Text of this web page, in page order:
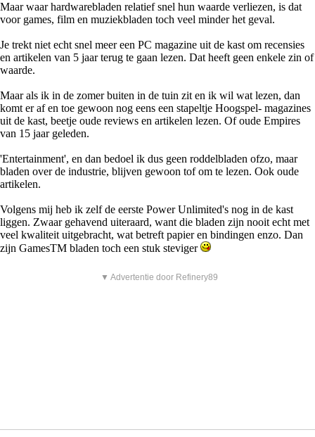
Maar waar hardwarebladen relatief snel hun waarde verliezen, is dat
voor games, film en muziekbladen toch veel minder het geval.
Je trekt niet echt snel meer een PC magazine uit de kast om recensies
en artikelen van 5 jaar terug te gaan lezen. Dat heeft geen enkele zin of
waarde.
Maar als ik in de zomer buiten in de tuin zit en ik wil wat lezen, dan
komt er af en toe gewoon nog eens een stapeltje Hoogspel- magazines
uit de kast, beetje oude reviews en artikelen lezen. Of oude Empires
van 15 jaar geleden.
'Entertainment', en dan bedoel ik dus geen roddelbladen ofzo, maar
bladen over de industrie, blijven gewoon tof om te lezen. Ook oude
artikelen.
Volgens mij heb ik zelf de eerste Power Unlimited's nog in de kast
liggen. Zwaar gehavend uiteraard, want die bladen zijn nooit echt met
veel kwaliteit uitgebracht, wat betreft papier en bindingen enzo. Dan
zijn GamesTM bladen toch een stuk steviger
▼ Advertentie door Refinery89